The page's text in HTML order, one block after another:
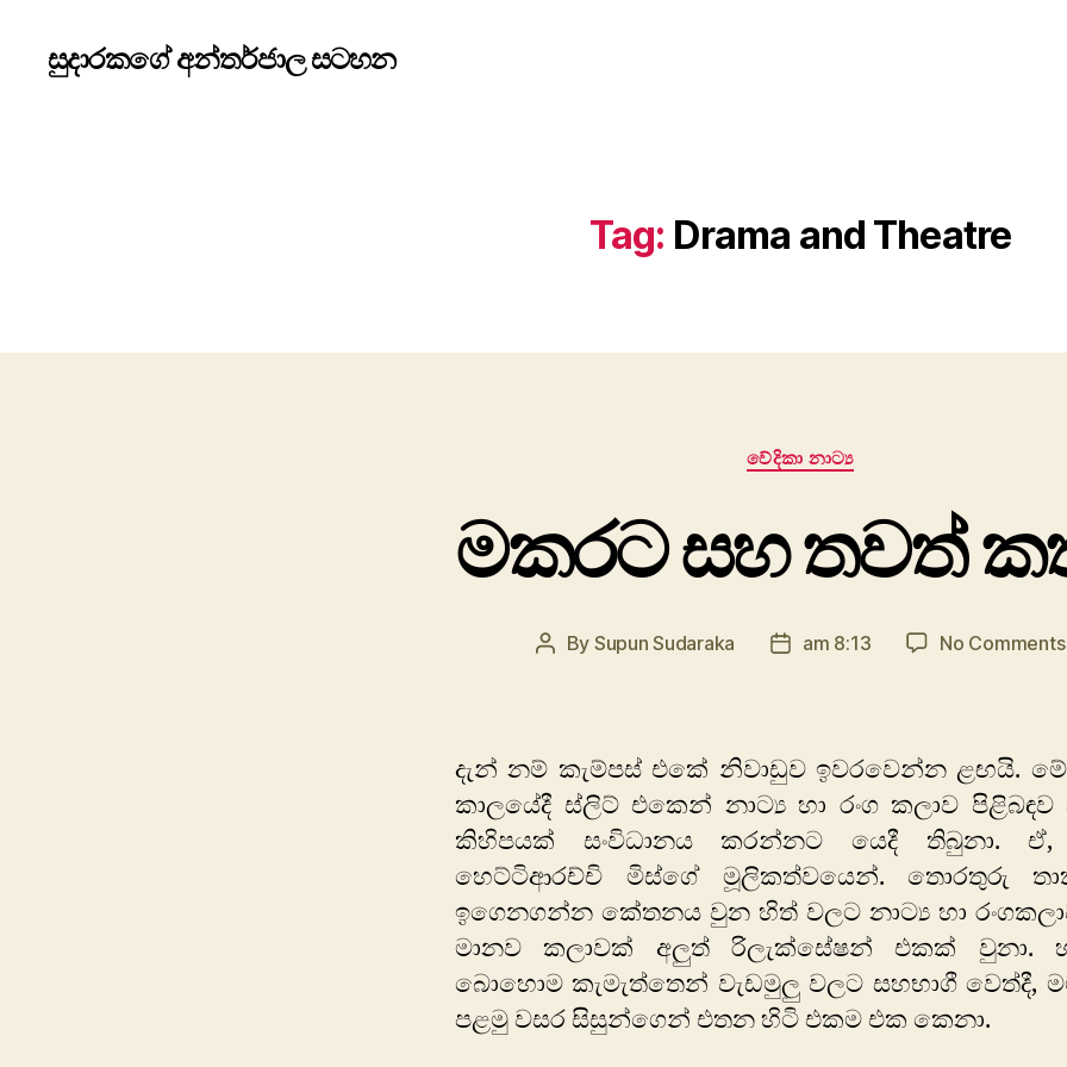
සුදාරකගේ අන්තර්ජාල සටහන
Tag: Drama and Theatre
Categories
වේදිකා නාට්‍ය
මකරට සහ තවත්
Post
By Supun Sudaraka
Postam 8:13 No Comments
දැන් නම් කැම්පස් එකේ නිවාඩුව ඉවරවෙන්න ළඟයි.
කාලයේදී ස්ලිට් එකෙන් නාට්‍ය හා රංග කලාව පිළිබඳව
කිහිපයක් සංවිධානය කරන්නට යෙදී තිබුනා. ඒ,
හෙට්ටිආරච්චි මිස්ගේ මූලිකත්වයෙන්. තොරතුරු
ඉගෙනගන්න කේතනය වුන හිත් වලට නාට්‍ය හා
මානව කලාවක් අලුත් රිලැක්සේෂන් එකක් වුනා.
බොහොම කැමැත්තෙන් වැඩමුලු වලට සහභාගී වෙත්දී,
පළමු වසර සිසුන්ගෙන් එතන හිටි එකම එක කෙනා.